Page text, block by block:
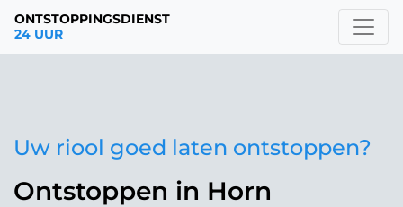
ONTSTOPPINGSDIENST
24 UUR
Uw riool goed laten ontstoppen?
Ontstoppen in Horn